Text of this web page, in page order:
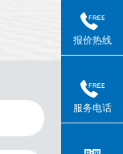
报价热线
服务电话